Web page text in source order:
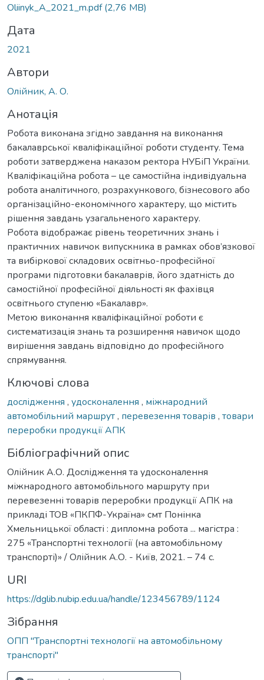
Oliinyk_A_2021_m.pdf(2,76 MB)
Дата
2021
Автори
Олійник, А. О.
Анотація
Робота виконана згідно завдання на виконання
бакалаврської кваліфікаційної роботи студенту. Тема
роботи затверджена наказом ректора НУБіП України.
Кваліфікаційна робота – це самостійна індивідуальна
робота аналітичного, розрахункового, бізнесового або
організаційно-економічного характеру, що містить
рішення завдань узагальненого характеру.
Робота відображає рівень теоретичних знань і
практичних навичок випускника в рамках обов’язкової
та вибіркової складових освітньо-професійної
програми підготовки бакалаврів, його здатність до
самостійної професійної діяльності як фахівця
освітнього ступеню «Бакалавр».
Метою виконання кваліфікаційної роботи є
систематизація знань та розширення навичок щодо
вирішення завдань відповідно до професійного
спрямування.
Ключові слова
дослідження , удосконалення , міжнародний
автомобільний маршрут, перевезення товарів , товари
переробки продукції АПК
Бібліографічний опис
Олійник А.О. Дослідження та удосконалення
міжнародного автомобільного маршруту при
перевезенні товарів переробки продукції АПК на
прикладі ТОВ «ПКПФ-Україна» смт Понінка
Хмельницької області : дипломна робота ... магістра :
275 «Транспортні технології (на автомобільному
транспорті)» / Олійник А.О. - Київ, 2021. – 74 с.
URI
https://dglib.nubip.edu.ua/handle/123456789/1124
Зібрання
ОПП "Транспортні технології на автомобільному
транспорті"